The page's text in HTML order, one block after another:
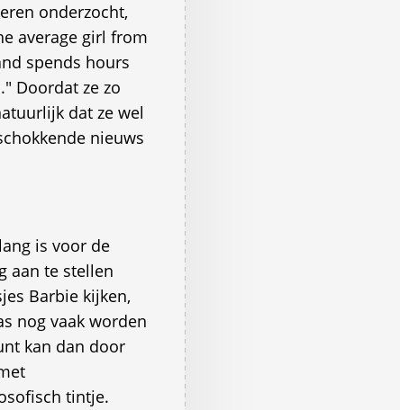
onderzocht,
average girl from
spends hours
Doordat ze zo
dat ze wel
nieuws
is voor de
aan te stellen
Barbie kijken,
nog vaak worden
kan dan door
tintje.